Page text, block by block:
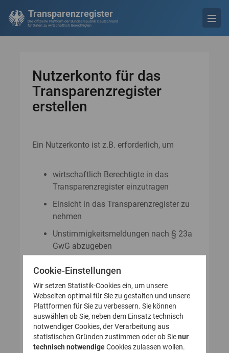
Transparenzregister
Die offizielle Plattform der Bundesrepublik Deutschland
für Daten zu wirtschaftlich Berechtigten
Nutzerkonto für das
Transparenzregister
erstellen
Ein Nutzerkonto ist z.B. erforderlich, um
wirtschaftlich Berechtigte in das
Transparenzregister einzutragen
Einsicht in das Transparenzregister zu
nehmen
Unstimmigkeitsmeldungen nach § 23a
GwG abzugeben
GwG zu stellen
So legen Sie Ihr Nutzerkonto für
das Transparenzregister an
(Registrierung):
Cookie-Einstellungen
Wir setzen Statistik-Cookies ein, um unsere
Webseiten optimal für Sie zu gestalten und unsere
Plattformen für Sie zu verbessern. Sie können
auswählen ob Sie, neben dem Einsatz technisch
notwendiger Cookies, der Verarbeitung aus
statistischen Gründen zustimmen oder ob Sienur
technisch notwendigeCookies zulassen wollen.